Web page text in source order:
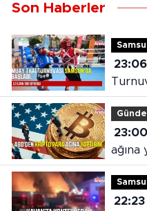
Son Haberler
23:06Samsun'da Muay Thai
23:00
ağına
22:23Kavak'ta konteyner evde